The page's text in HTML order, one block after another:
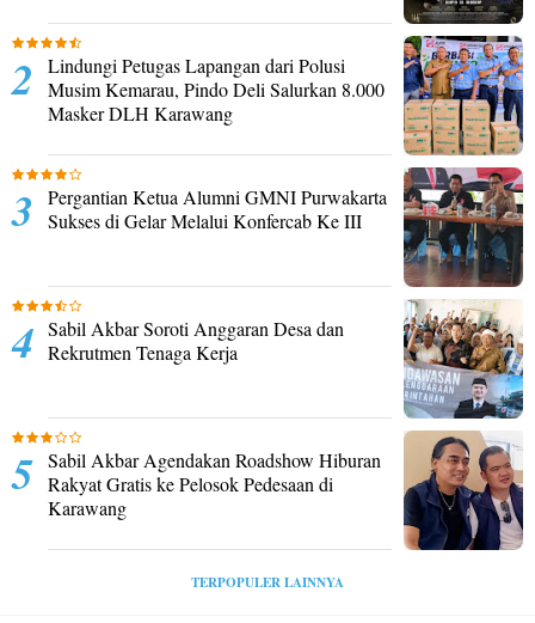
Lindungi Petugas Lapangan dari Polusi
Musim Kemarau, Pindo Deli Salurkan 8.000
Masker DLH Karawang
Pergantian Ketua Alumni GMNI Purwakarta
Sukses di Gelar Melalui Konfercab Ke III
Sabil Akbar Soroti Anggaran Desa dan
Rekrutmen Tenaga Kerja
Sabil Akbar Agendakan Roadshow Hiburan
Rakyat Gratis ke Pelosok Pedesaan di
Karawang
TERPOPULER LAINNYA